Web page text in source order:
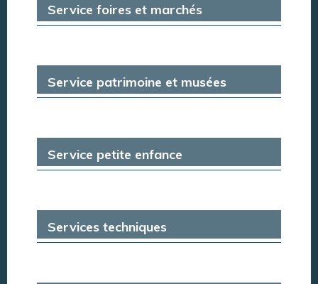
Service foires et marchés
Service patrimoine et musées
Service petite enfance
Services techniques